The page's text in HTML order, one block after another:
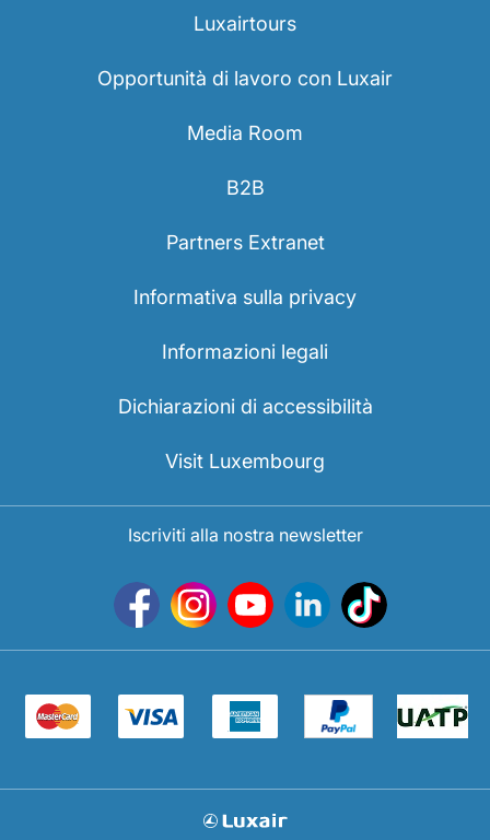
Luxairtours
Opportunità di lavoro con Luxair
Media Room
B2B
Partners Extranet
Informativa sulla privacy
Informazioni legali
Dichiarazioni di accessibilità
Visit Luxembourg
Iscriviti alla nostra newsletter